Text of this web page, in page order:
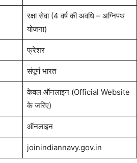
रक्षा सेवा (4 वर्ष की अवधि – अग्निपथ
योजना)
फ्रेशर
संपूर्ण भारत
केवल ऑनलाइन (Official Website
के जरिए)
ऑनलाइन
joinindiannavy.gov.in